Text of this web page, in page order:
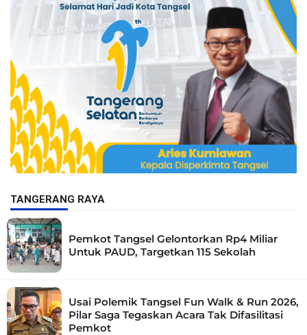
TANGERANG RAYA
Pemkot Tangsel Gelontorkan Rp4 Miliar
Untuk PAUD, Targetkan 115 Sekolah
Usai Polemik Tangsel Fun Walk & Run 2026,
Pilar Saga Tegaskan Acara Tak Difasilitasi
Pemkot